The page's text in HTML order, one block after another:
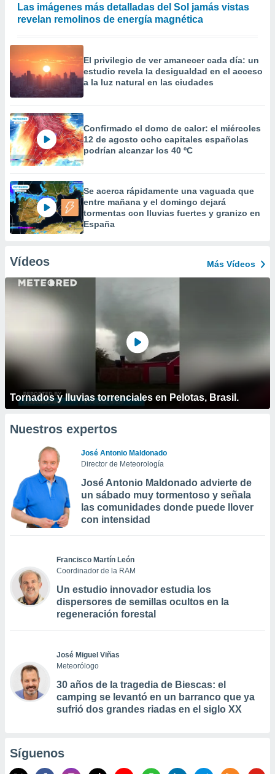
Las imágenes más detalladas del Sol jamás vistas
revelan remolinos de energía magnética
El privilegio de ver amanecer cada día: un
estudio revela la desigualdad en el acceso
a la luz natural en las ciudades
Confirmado el domo de calor: el miércoles
12 de agosto ocho capitales españolas
podrían alcanzar los 40 ºC
Se acerca rápidamente una vaguada que
entre mañana y el domingo dejará
tormentas con lluvias fuertes y granizo en
España
Vídeos Más Vídeos
Tornados y lluvias torrenciales en Pelotas, Brasil.
Nuestros expertos
José Antonio Maldonado
Director de Meteorología
José Antonio Maldonado advierte de
un sábado muy tormentoso y señala
las comunidades donde puede llover
con intensidad
Francisco Martín León
Coordinador de la RAM
Un estudio innovador estudia los
dispersores de semillas ocultos en la
regeneración forestal
José Miguel Viñas
Meteorólogo
30 años de la tragedia de Biescas: el
camping se levantó en un barranco que ya
sufrió dos grandes riadas en el siglo XX
Síguenos